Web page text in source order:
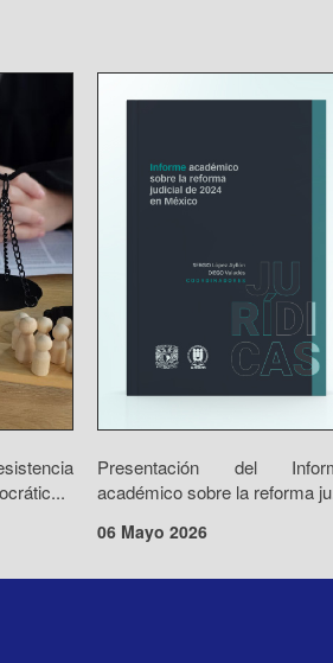
Presentación del
académico sobre la reforma
06 Mayo 2026